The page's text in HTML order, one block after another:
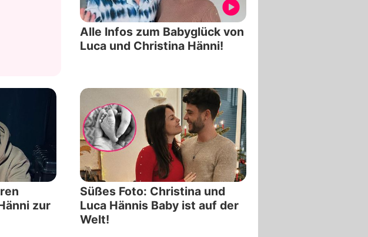
Alle Infos zum Babyglück von
Luca und Christina Hänni!
zur
Süßes Foto: Christina und
Luca Hännis Baby ist auf der
Welt!